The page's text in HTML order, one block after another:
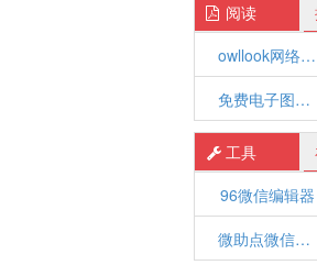
阅读
owllook网络小说搜索
免费电子图书下载搜索引擎!
工具
96微信编辑器
微助点微信编辑器